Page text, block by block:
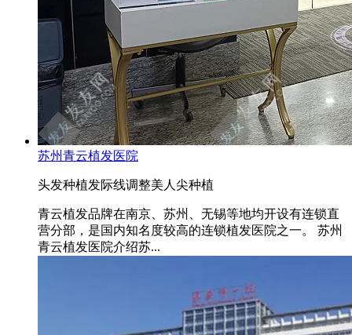
苏州青云植发医院
头发种植发际线调整美人尖种植
青云植发品牌在南京、苏州、无锡等地均开设有连锁直
营分部，是国内知名度较高的连锁植发医院之一。 苏州
青云植发医院介绍苏...